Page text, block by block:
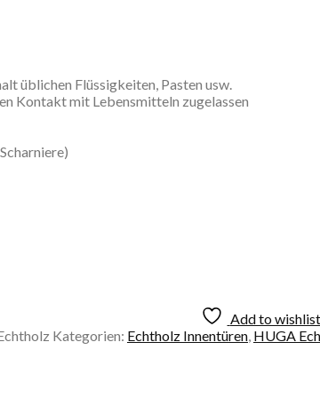
üblichen Flüssigkeiten, Pasten usw.
Kontakt mit Lebensmitteln zugelassen
Add to wishlist
Kategorien: Echtholz Innentüren, HUGA